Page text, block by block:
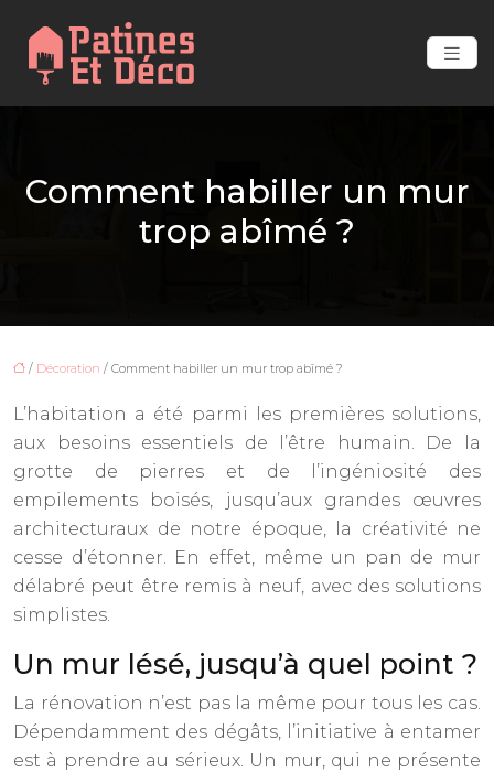
Comment habiller un mur
trop abîmé ?
/ Décoration / Comment habiller un mur trop abîmé ?
L’habitation a été parmi les premières solutions,
aux besoins essentiels de l’être humain. De la
grotte de pierres et de l’ingéniosité des
empilements boisés, jusqu’aux grandes œuvres
architecturaux de notre époque, la créativité ne
cesse d’étonner. En effet, même un pan de mur
délabré peut être remis à neuf, avec des solutions
simplistes.
Un mur lésé, jusqu’à quel point ?
La rénovation n’est pas la même pour tous les cas.
Dépendamment des dégâts, l’initiative à entamer
est à prendre au sérieux. Un mur, qui ne présente